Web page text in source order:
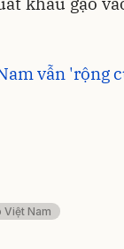
vẫn 'rộng
Việt Nam